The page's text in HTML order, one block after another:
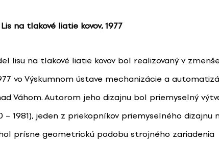
Lis na tlakové liatie kovov, 1977
lisu na tlakové liatie kovov bol realizovaný v
vo Výskumnom ústave mechanizácie a
Váhom. Autorom jeho dizajnu bol priemyselný
– 1981), jeden z priekopníkov priemyselného dizajnu
prísne geometrickú podobu strojného zariadenia